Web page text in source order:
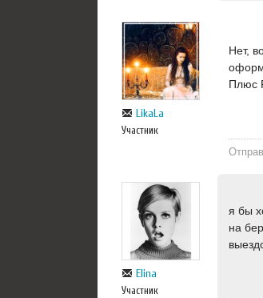
LikaLa
Участник
Нет,
Плюс
Elina
Участник
я бы
на